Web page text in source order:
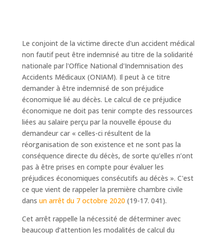
Le conjoint de la victime directe d'un accident médical
non fautif peut être indemnisé au titre de la solidarité
nationale par l'Office National d'Indemnisation des
Accidents Médicaux (ONIAM). Il peut à ce titre
demander à être indemnisé de son préjudice
économique lié au décès. Le calcul de ce préjudice
économique ne doit pas tenir compte des ressources
liées au salaire perçu par la nouvelle épouse du
demandeur car « celles-ci résultent de la
réorganisation de son existence et ne sont pas la
conséquence directe du décès, de sorte qu'elles n’ont
pas à être prises en compte pour évaluer les
préjudices économiques consécutifs au décès ». C'est
ce que vient de rappeler la première chambre civile
dans un arrêt du 7 octobre 2020 (19-17. 041).
Cet arrêt rappelle la nécessité de déterminer avec
beaucoup d’attention les modalités de calcul du